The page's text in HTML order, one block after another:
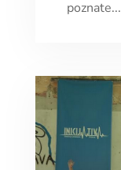
poznate...